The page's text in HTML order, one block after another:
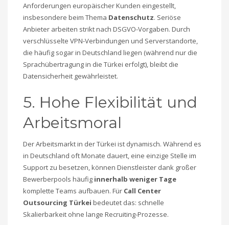
Anforderungen europäischer Kunden eingestellt,
insbesondere beim Thema Datenschutz. Seriöse
Anbieter arbeiten strikt nach DSGVO-Vorgaben. Durch
verschlüsselte VPN-Verbindungen und Serverstandorte,
die häufig sogar in Deutschland liegen (während nur die
Sprachübertragung in die Türkei erfolgt), bleibt die
Datensicherheit gewährleistet.
5. Hohe Flexibilität und
Arbeitsmoral
Der Arbeitsmarkt in der Türkei ist dynamisch. Während es
in Deutschland oft Monate dauert, eine einzige Stelle im
Support zu besetzen, können Dienstleister dank großer
Bewerberpools häufig innerhalb weniger Tage
komplette Teams aufbauen. Für Call Center
Outsourcing Türkei bedeutet das: schnelle
Skalierbarkeit ohne lange Recruiting-Prozesse.